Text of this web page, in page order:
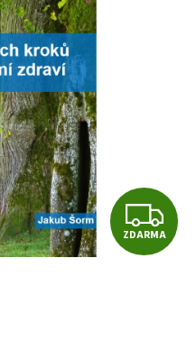
Z
D
ZDARMA